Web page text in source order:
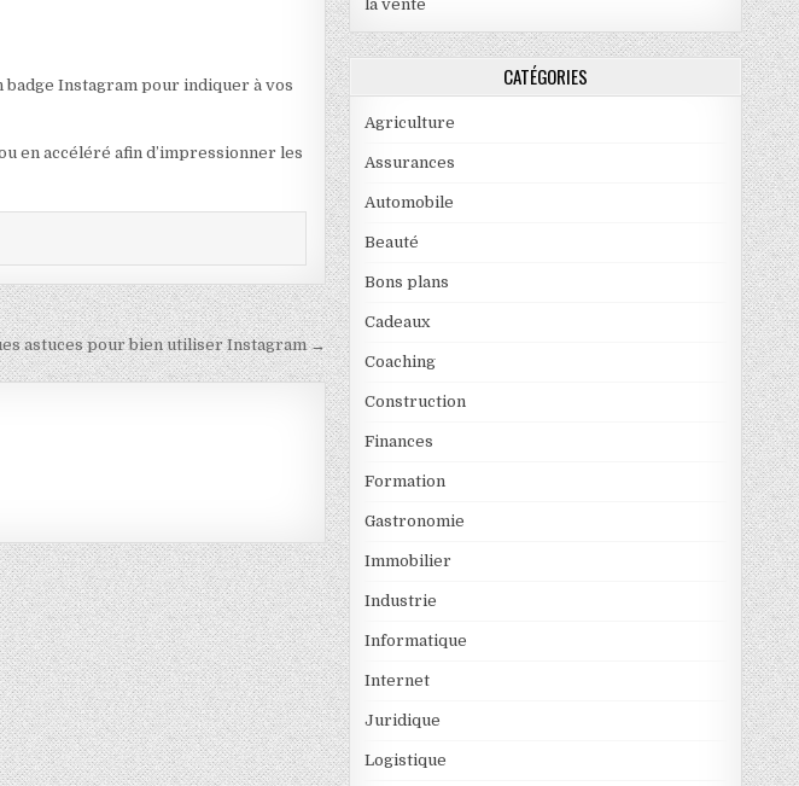
Instagram pour indiquer à vos
en accéléré afin d’impressionner les
astuces pour bien utiliser Instagram →
la vente
CATÉGORIES
Agriculture
Assurances
Automobile
Beauté
Bons plans
Cadeaux
Coaching
Construction
Finances
Formation
Gastronomie
Immobilier
Industrie
Informatique
Internet
Juridique
Logistique